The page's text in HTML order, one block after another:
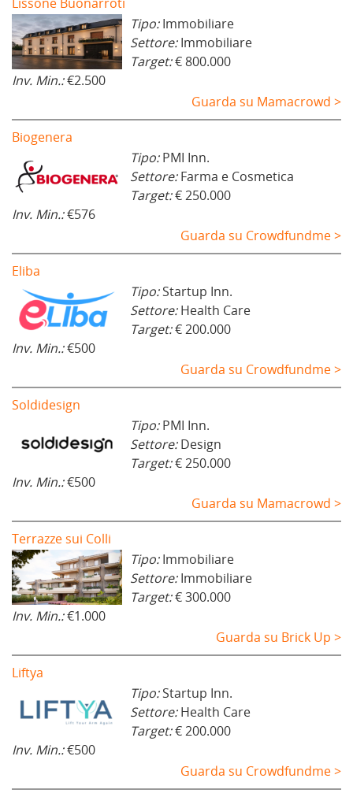
Tipo:Immobiliare
Settore:Immobiliare
Target:€ 800.000
Inv. Min.:€2.500
Guarda su Mamacrowd >
Biogenera
Tipo:PMI Inn.
Settore:Farma e Cosmetica
Target:€ 250.000
Inv. Min.:€576
Guarda su Crowdfundme >
Eliba
Tipo:Startup Inn.
Settore:Health Care
Target:€ 200.000
Inv. Min.:€500
Guarda su Crowdfundme >
Soldidesign
Tipo:PMI Inn.
Settore:Design
Target:€ 250.000
Inv. Min.:€500
Guarda su Mamacrowd >
Terrazze sui Colli
Tipo:Immobiliare
Settore:Immobiliare
Target:€ 300.000
Inv. Min.:€1.000
Guarda su Brick Up >
Liftya
Tipo:Startup Inn.
Settore:Health Care
Target:€ 200.000
Inv. Min.:€500
Guarda su Crowdfundme >